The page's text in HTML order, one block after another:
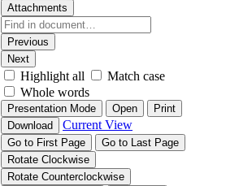
Attachments
Previous
Next
Highlight all
Match case
Whole words
Presentation Mode Open
Print
Download
Current View
Go to First Page
Go to Last Page
Rotate Clockwise
Rotate Counterclockwise